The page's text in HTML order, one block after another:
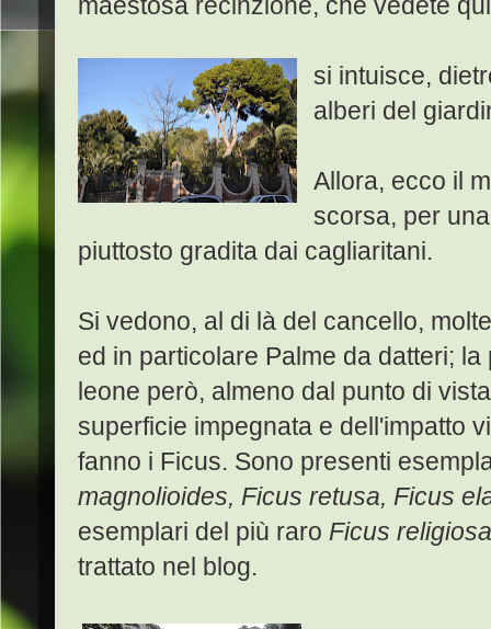
si intuisce,
alberi del
Allora, ecco il
scorsa, per
piuttosto gradita dai cagliaritani.
Si vedono, al di là del cancello,
ed in particolare Palme da datteri; la
leone però, almeno dal punto di
superficie impegnata e dell'impatto
fanno i Ficus. Sono presenti
magnolioides, Ficus retusa, Ficus
esemplari del più raro Ficus
trattato nel blog.